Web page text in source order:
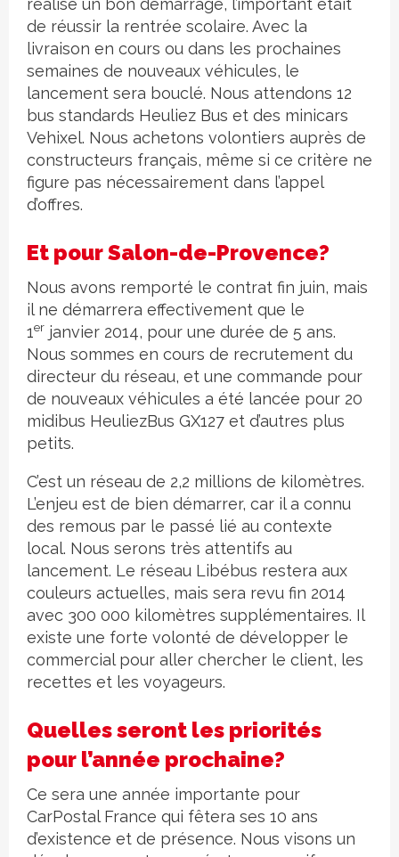
réalisé un bon démarrage, l’important était
de réussir la rentrée scolaire. Avec la
livraison en cours ou dans les prochaines
semaines de nouveaux véhicules, le
lancement sera bouclé. Nous attendons 12
bus standards Heuliez Bus et des minicars
Vehixel. Nous achetons volontiers auprès de
constructeurs français, même si ce critère ne
figure pas nécessairement dans l’appel
d’offres.
Et pour Salon-de-Provence?
Nous avons remporté le contrat fin juin, mais
il ne démarrera effectivement que le
1er janvier 2014, pour une durée de 5 ans.
Nous sommes en cours de recrutement du
directeur du réseau, et une commande pour
de nouveaux véhicules a été lancée pour 20
midibus HeuliezBus GX127 et d’autres plus
petits.
C’est un réseau de 2,2 millions de kilomètres.
L’enjeu est de bien démarrer, car il a connu
des remous par le passé lié au contexte
local. Nous serons très attentifs au
lancement. Le réseau Libébus restera aux
couleurs actuelles, mais sera revu fin 2014
avec 300 000 kilomètres supplémentaires. Il
existe une forte volonté de développer le
commercial pour aller chercher le client, les
recettes et les voyageurs.
Quelles seront les priorités
pour l’année prochaine?
Ce sera une année importante pour
CarPostal France qui fêtera ses 10 ans
d’existence et de présence. Nous visons un